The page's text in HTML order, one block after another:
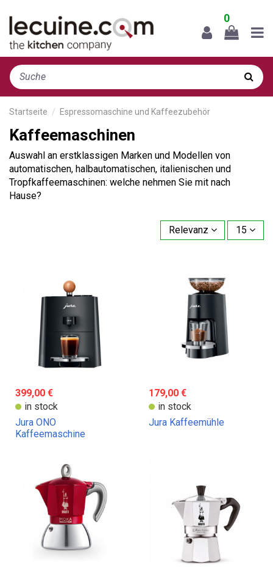
0
Startseite Espressomaschine und Kaffeezubehör
Kaffeemaschinen
Auswahl an erstklassigen Marken und Modellen von
automatischen, halbautomatischen, italienischen und
Tropfkaffeemaschinen: welche nehmen Sie mit nach
Hause?
Relevanz 15
399,00 €
in stock
Jura ONO
Kaffeemaschine
179,00 €
in stock
Jura Kaffeemühle